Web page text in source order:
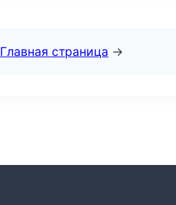
Главная страница →